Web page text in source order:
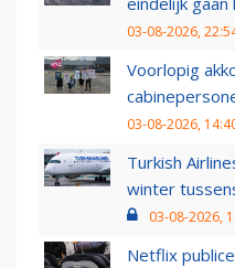
03-08-2026,
Voorlopig
03-08-2026,
Turkish
winter
03-08-2026,
Netflix